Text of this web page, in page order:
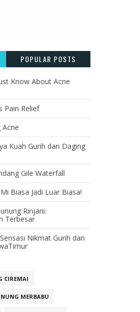
POPULAR POSTS
Know About Acne
Pain Relief
Kuah Gurih dan Daging
Gile Waterfall
Biasa Jadi Luar Biasa!
Rinjani:
Terbesar
Nikmat Gurih dan
CIREMAI
MERBABU